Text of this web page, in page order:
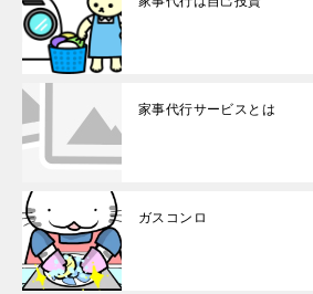
家事代行サービスとは
ガスコンロ